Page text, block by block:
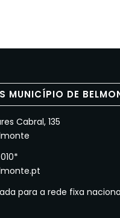
MUNICÍPIO DE
Cabral, 135
para a rede fixa